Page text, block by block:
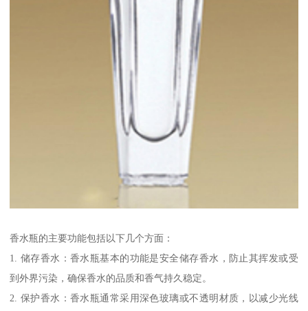
香水瓶的主要功能包括以下几个方面：
1. 储存香水：香水瓶基本的功能是安全储存香水，防止其挥发或受
到外界污染，确保香水的品质和香气持久稳定。
2. 保护香水：香水瓶通常采用深色玻璃或不透明材质，以减少光线